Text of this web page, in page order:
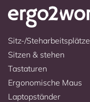
Sitz-/Steharbeitsplätze
Sitzen & stehen
Tastaturen
Ergonomische Maus
Laptopständer